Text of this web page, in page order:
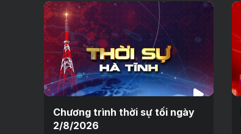
Chương trình thời sự tối ngày
2/8/2026